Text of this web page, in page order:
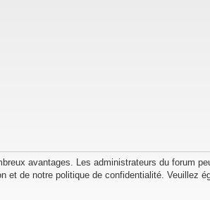
avantages. Les administrateurs du forum
de notre politique de confidentialité. Veuillez